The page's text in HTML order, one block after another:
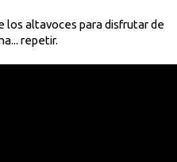
los altavoces para disfrutar de
repetir.